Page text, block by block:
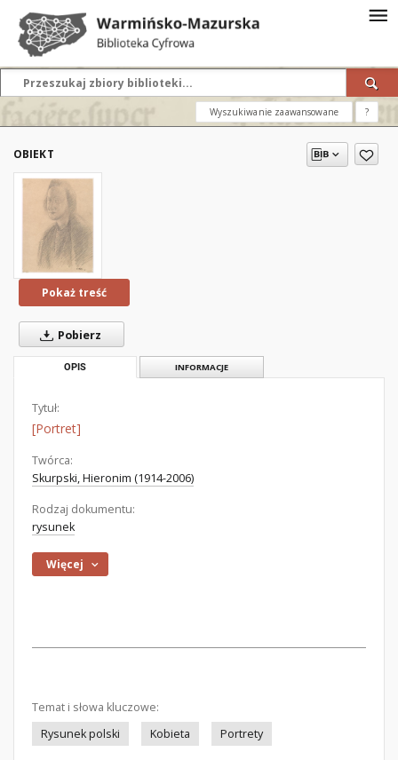
Wyszukiwanie zaawansowane ?
OBIEKT
Pokaż treść
Pobierz
OPIS INFORMACJE
Tytuł:
[Portret]
Twórca:
Skurpski, Hieronim (1914-2006)
Rodzaj dokumentu:
rysunek
Więcej
Temat i słowa kluczowe:
Rysunek polski
Kobieta Portrety